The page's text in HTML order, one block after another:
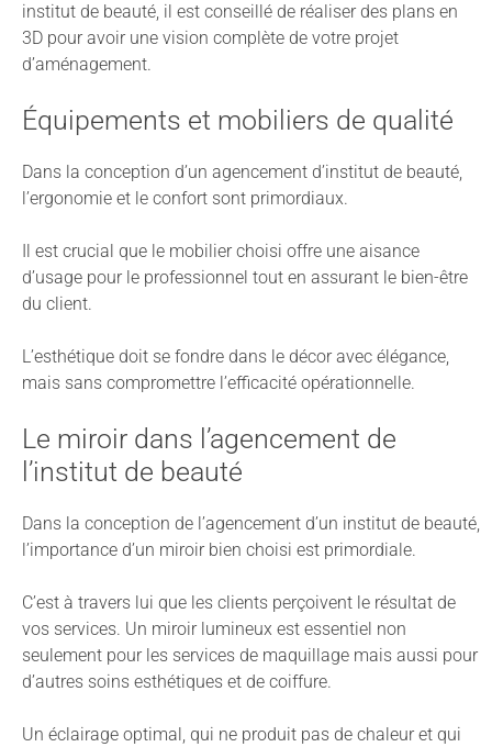
institut de beauté, il est conseillé de réaliser des plans en
3D pour avoir une vision complète de votre projet
d’aménagement.
Équipements et mobiliers de qualité
Dans la conception d’un agencement d’institut de beauté,
l’ergonomie et le confort sont primordiaux.
Il est crucial que le mobilier choisi offre une aisance
d’usage pour le professionnel tout en assurant le bien-être
du client.
L’esthétique doit se fondre dans le décor avec élégance,
mais sans compromettre l’efficacité opérationnelle.
Le miroir dans l’agencement de
l’institut de beauté
Dans la conception de l’agencement d’un institut de beauté,
l’importance d’un miroir bien choisi est primordiale.
C’est à travers lui que les clients perçoivent le résultat de
vos services. Un miroir lumineux est essentiel non
seulement pour les services de maquillage mais aussi pour
d’autres soins esthétiques et de coiffure.
Un éclairage optimal, qui ne produit pas de chaleur et qui